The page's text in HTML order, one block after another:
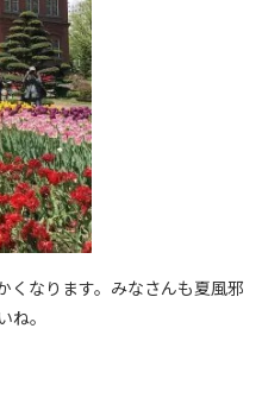
くなります。みなさんも夏風邪
。